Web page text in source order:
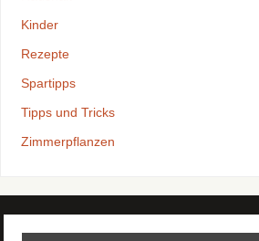
Kinder
Rezepte
Spartipps
Tipps und Tricks
Zimmerpflanzen